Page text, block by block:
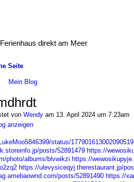
direkt am Meer
Seite
Mein Blog
von Wendyam 13. April 2024 um 7:23am
anzeigen
status/
posts/52891479 https://
photo/albums/blvwikzi https://
https://ulevysiceqyj.therestaurant.jp/
posts/52891490 https://